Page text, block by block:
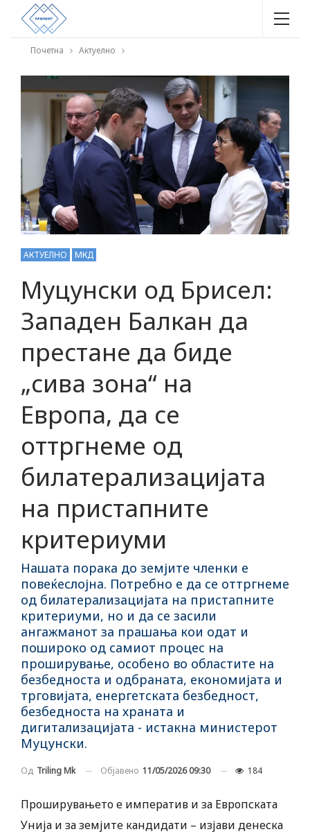
Почетна Актуелно
АКТУЕЛНО МКД
Муцунски од Брисел:
Западен Балкан да
престане да биде
„сива зона“ на
Европа, да се
оттргнеме од
билатерализацијата
на пристапните
критериуми
Нашата порака до земјите членки е
повеќеслојна. Потребно е да се оттргнеме
од билатерализацијата на пристапните
критериуми, но и да се засили
ангажманот за прашања кои одат и
пошироко од самиот процес на
проширување, особено во областите на
безбедноста и одбраната, економијата и
трговијата, енергетската безбедност,
безбедноста на храната и
дигитализацијата - истакна министерот
Муцунски.
Од Triling Mk Објавено 11/05/2026 09:30 184
Проширувањето е императив и за Европската
Унија и за земјите кандидати – изјави денеска